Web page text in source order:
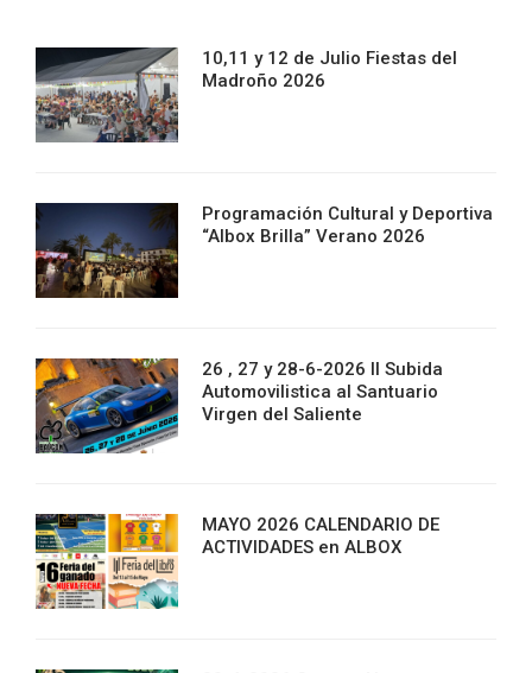
10,11 y 12 de Julio Fiestas del
Madroño 2026
Programación Cultural y Deportiva
“Albox Brilla” Verano 2026
26 , 27 y 28-6-2026 II Subida
Automovilistica al Santuario
Virgen del Saliente
MAYO 2026 CALENDARIO DE
ACTIVIDADES en ALBOX